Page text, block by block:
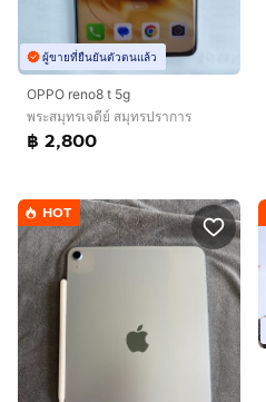
ผู้ขายที่ยืนยันตัวตนแล้ว
OPPO reno8 t 5g
พระสมุทรเจดีย์ สมุทรปราการ
฿ 2,800
HOT